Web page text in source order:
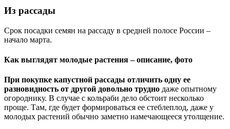
Из рассады
Срок посадки семян на рассаду в средней полосе России –
начало марта.
Как выглядят молодые растения – описание, фото
При покупке капустной рассады отличить одну ее
разновидность от другой довольно трудно даже опытному
огороднику. В случае с кольраби дело обстоит несколько
проще. Там, где будет формироваться ее стеблеплод, даже у
молодых растений обычно заметно намечающееся утолщение.